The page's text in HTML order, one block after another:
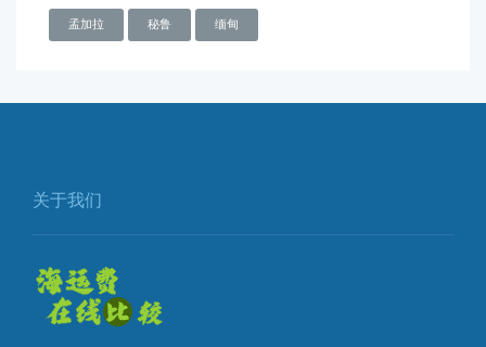
孟加拉 秘鲁 缅甸
关于我们